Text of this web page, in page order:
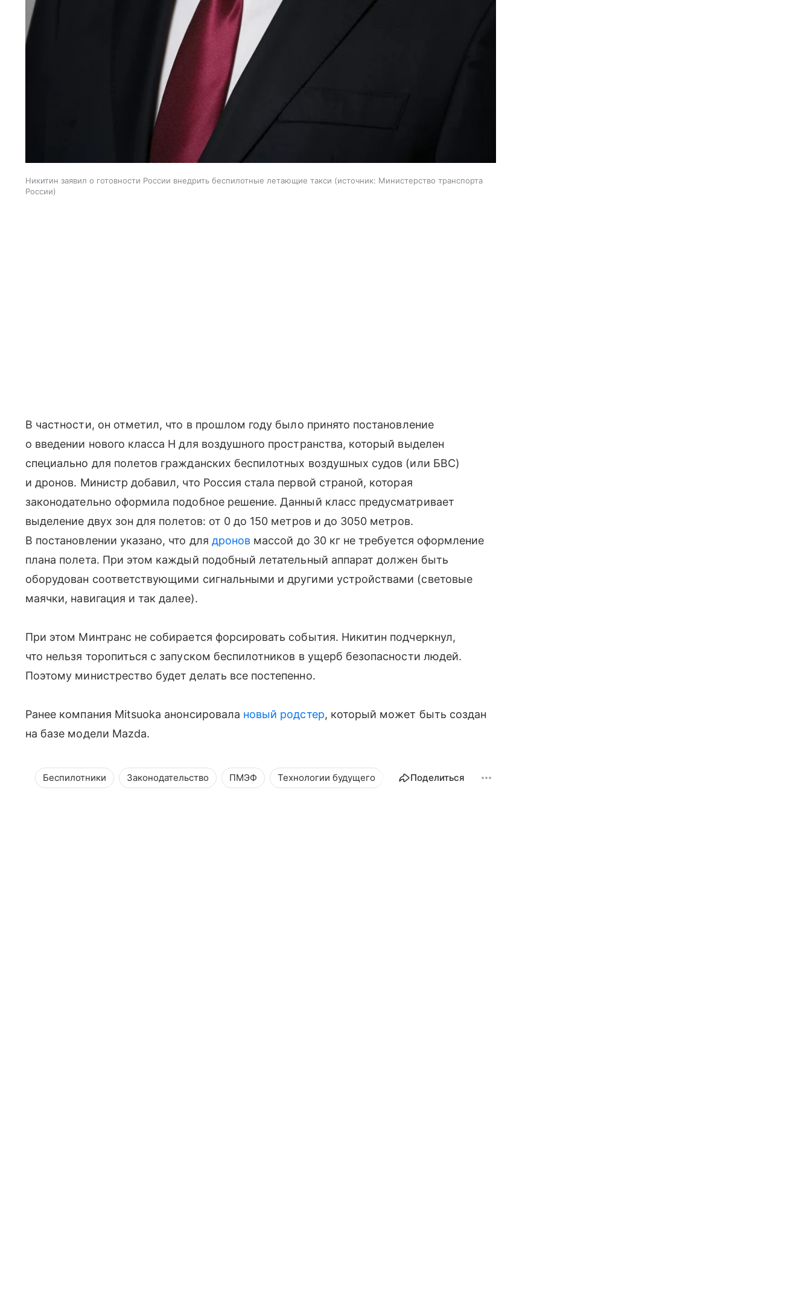
Никитин заявил о готовности России внедрить беспилотные летающие такси источник: Министерство транспорта
России
В частности, он отметил, что в прошлом году было принято постановление
о введении нового класса Н для воздушного пространства, который выделен
специально для полетов гражданских беспилотных воздушных судов (или БВС)
и дронов. Министр добавил, что Россия стала первой страной, которая
законодательно оформила подобное решение. Данный класс предусматривает
выделение двух зон для полетов: от 0 до 150 метров и до 3050 метров.
В постановлении указано, что для дронов массой до 30 кг не требуется оформление
плана полета. При этом каждый подобный летательный аппарат должен быть
оборудован соответствующими сигнальными и другими устройствами (световые
маячки, навигация и так далее).
При этом Минтранс не собирается форсировать события. Никитин подчеркнул,
что нельзя торопиться с запуском беспилотников в ущерб безопасности людей.
Поэтому министрество будет делать все постепенно.
Ранее компания Mitsuoka анонсировала новый родстер, который может быть создан
на базе модели Mazda.
Беспилотники Законодательство ПМЭФ Технологии будущего Автомобильные новости
Поделиться